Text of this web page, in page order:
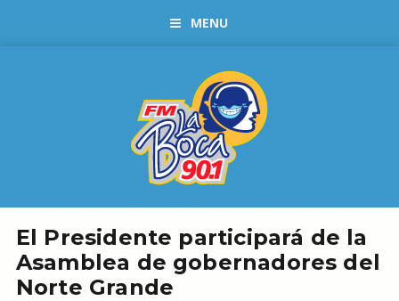
MENU
El Presidente participará de la
Asamblea de gobernadores del
Norte Grande